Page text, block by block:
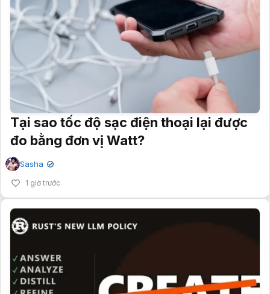
Tại sao tốc độ sạc điện thoại lại được
đo bằng đơn vị Watt?
Sasha ✔
1 giờ trước